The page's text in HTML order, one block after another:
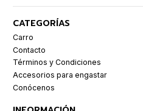
CATEGORÍAS
Carro
Contacto
Términos y Condiciones
Accesorios para engastar
Conócenos